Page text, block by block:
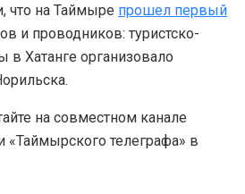
что на Таймыре прошел первый
и проводников: туристско-
в Хатанге организовало
на совместном канале
«Таймырского телеграфа» в